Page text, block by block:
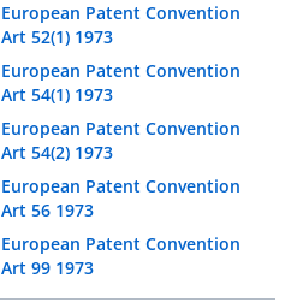
European Patent Convention
Art 52(1) 1973
European Patent Convention
Art 54(1) 1973
European Patent Convention
Art 54(2) 1973
European Patent Convention
Art 56 1973
European Patent Convention
Art 99 1973